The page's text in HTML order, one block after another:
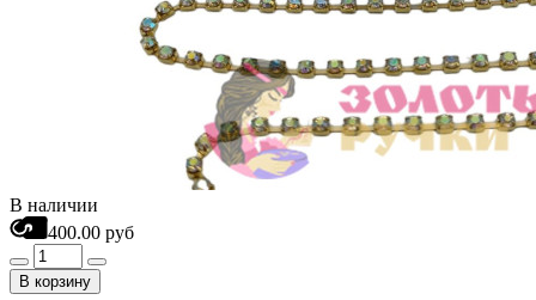
В наличии
400.00 руб
В корзину